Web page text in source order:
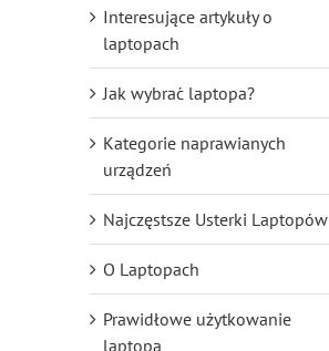
Interesujące artykuły o
laptopach
Jak wybrać laptopa?
Kategorie naprawianych
urządzeń
Najczęstsze Usterki Laptopów
O Laptopach
Prawidłowe użytkowanie
laptopa